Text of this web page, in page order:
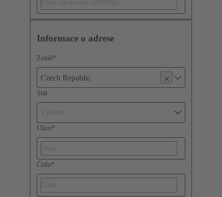
Informace o adrese
Země*
Czech Republic
Stát
Ulice*
Číslo*